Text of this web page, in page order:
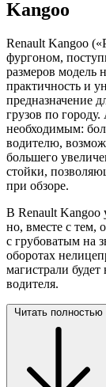
Kangoo
Renault Kangoo
фургоном,
размеров модель
практичность и
предназначение
грузов по
необходимым:
водителю,
большего
стойки,
при обзоре.
В Renault Kangoo
но, вместе с
с грубоватым на
оборотах
магистрали
водителя.
Читать полностью